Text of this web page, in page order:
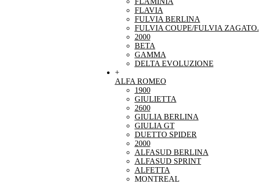
FLAVIA
FULVIA BERLINA
FULVIA COUPE/FULVIA ZAGATO.
2000
BETA
GAMMA
DELTA EVOLUZIONE
+
ALFA ROMEO
1900
GIULIETTA
2600
GIULIA BERLINA
GIULIA GT
DUETTO SPIDER
2000
ALFASUD BERLINA
ALFASUD SPRINT
ALFETTA
MONTREAL